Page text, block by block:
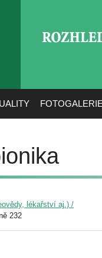
lékařství aj.) /
232